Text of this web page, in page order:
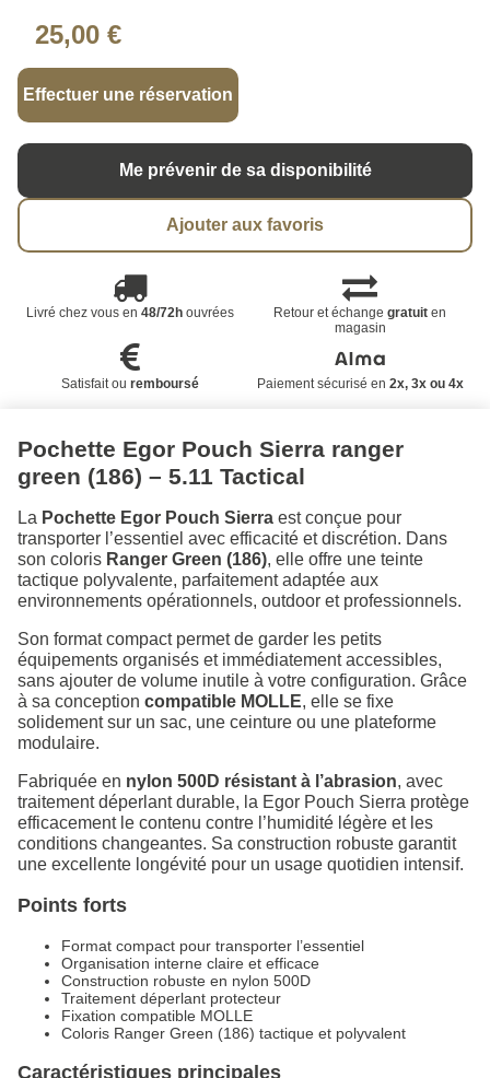
25,00 €
Effectuer une réservation
Me prévenir de sa disponibilité
Ajouter aux favoris
Livré chez vous en 48/72houvrées Retour et échangegratuit en
magasin
Satisfait ou remboursé Paiement sécurisé en 2x, 3x ou 4x
Pochette Egor Pouch Sierra ranger
green (186) – 5.11 Tactical
La Pochette Egor Pouch Sierra est conçue pour
transporter l’essentiel avec efficacité et discrétion. Dans
son coloris Ranger Green (186), elle offre une teinte
tactique polyvalente, parfaitement adaptée aux
environnements opérationnels, outdoor et professionnels.
Son format compact permet de garder les petits
équipements organisés et immédiatement accessibles,
sans ajouter de volume inutile à votre configuration. Grâce
à sa conception compatible MOLLE, elle se fixe
solidement sur un sac, une ceinture ou une plateforme
modulaire.
Fabriquée en nylon 500D résistant à l’abrasion, avec
traitement déperlant durable, la Egor Pouch Sierra protège
efficacement le contenu contre l’humidité légère et les
conditions changeantes. Sa construction robuste garantit
une excellente longévité pour un usage quotidien intensif.
Points forts
Format compact pour transporter l’essentiel
Organisation interne claire et efficace
Construction robuste en nylon 500D
Traitement déperlant protecteur
Fixation compatible MOLLE
Coloris Ranger Green (186) tactique et polyvalent
Caractéristiques principales